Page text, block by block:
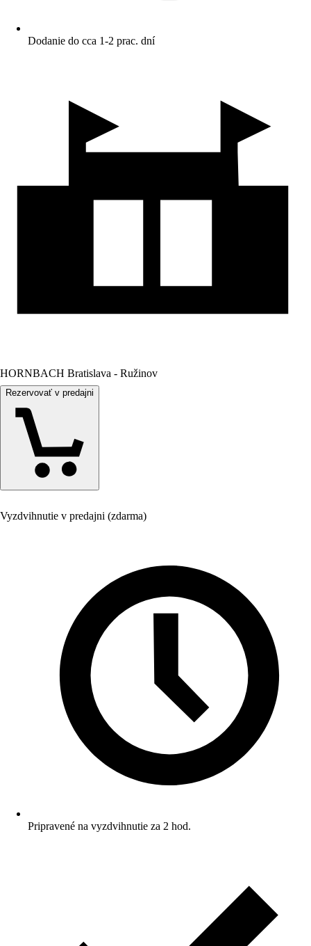
Dodanie do cca 1-2 prac. dní
HORNBACH Bratislava - Ružinov
Rezervovať v predajni
Vyzdvihnutie v predajni (zdarma)
Pripravené na vyzdvihnutie za 2 hod.